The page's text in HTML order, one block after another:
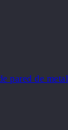
pared de metal